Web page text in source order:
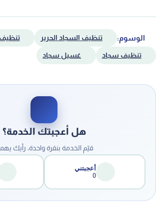
الوسوم: تنظيف السجاد الحرير تنظيف
تنظيف سجاد غسيل سجاد
هل أعجبتك الخدمة؟
قيّم الخدمة بنقرة واحدة، رأيك
أعجبتني
0